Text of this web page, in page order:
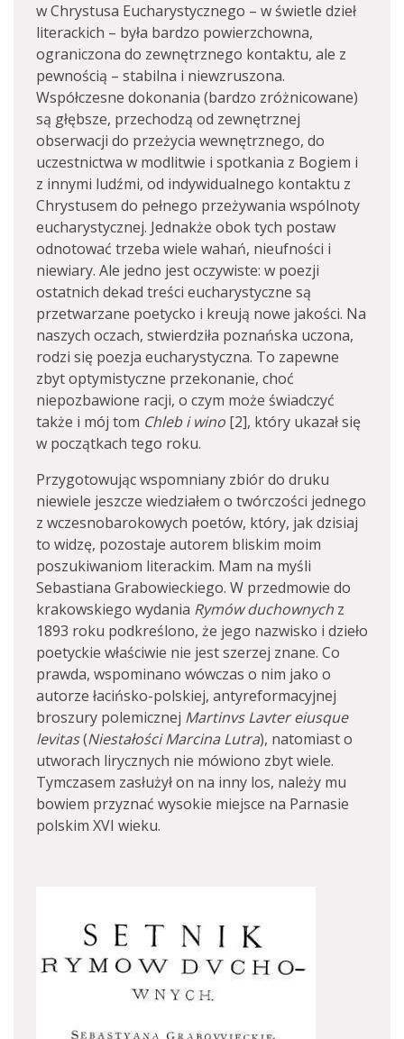
w Chrystusa Eucharystycznego – w świetle dzieł
literackich – była bardzo powierzchowna,
ograniczona do zewnętrznego kontaktu, ale z
pewnością – stabilna i niewzruszona.
Współczesne dokonania (bardzo zróżnicowane)
są głębsze, przechodzą od zewnętrznej
obserwacji do przeżycia wewnętrznego, do
uczestnictwa w modlitwie i spotkania z Bogiem i
z innymi ludźmi, od indywidualnego kontaktu z
Chrystusem do pełnego przeżywania wspólnoty
eucharystycznej. Jednakże obok tych postaw
odnotować trzeba wiele wahań, nieufności i
niewiary. Ale jedno jest oczywiste: w poezji
ostatnich dekad treści eucharystyczne są
przetwarzane poetycko i kreują nowe jakości. Na
naszych oczach, stwierdziła poznańska uczona,
rodzi się poezja eucharystyczna. To zapewne
zbyt optymistyczne przekonanie, choć
niepozbawione racji, o czym może świadczyć
także i mój tom Chleb i wino [2], który ukazał się
w początkach tego roku.
Przygotowując wspomniany zbiór do druku
niewiele jeszcze wiedziałem o twórczości jednego
z wczesnobarokowych poetów, który, jak dzisiaj
to widzę, pozostaje autorem bliskim moim
poszukiwaniom literackim. Mam na myśli
Sebastiana Grabowieckiego. W przedmowie do
krakowskiego wydania Rymów duchownych z
1893 roku podkreślono, że jego nazwisko i dzieło
poetyckie właściwie nie jest szerzej znane. Co
prawda, wspominano wówczas o nim jako o
autorze łacińsko-polskiej, antyreformacyjnej
broszury polemicznej Martinvs Lavter eiusque
levitas(Niestałości Marcina Lutra), natomiast o
utworach lirycznych nie mówiono zbyt wiele.
Tymczasem zasłużył on na inny los, należy mu
bowiem przyznać wysokie miejsce na Parnasie
polskim XVI wieku.